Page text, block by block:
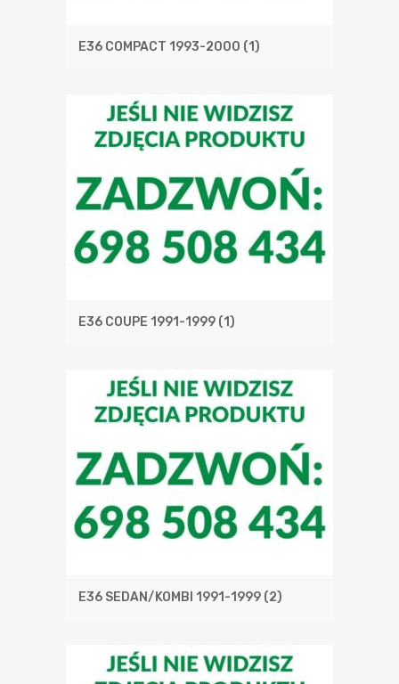
E36 COMPACT 1993-2000 (1)
E36 COUPE 1991-1999 (1)
E36 SEDAN/KOMBI 1991-1999 (2)